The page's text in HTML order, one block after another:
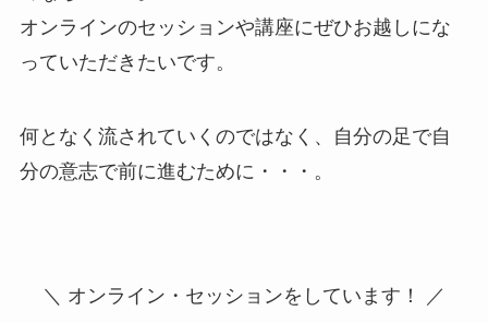
オンラインのセッションや講座にぜひお越しにな
っていただきたいです。
何となく流されていくのではなく、自分の足で自
分の意志で前に進むために・・・。
＼ オンライン・セッションをしています！ ／